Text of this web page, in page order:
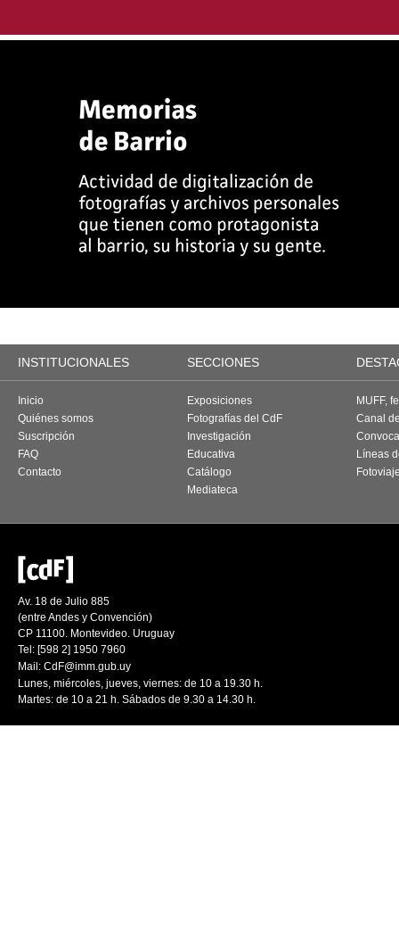
INSTITUCIONALES SECCIONES
Inicio
Quiénes somos
Suscripción
FAQ
Contacto
Exposiciones
Fotografías del CdF
Investigación
Educativa
Catálogo
Mediateca
MUFF,
Canal
Líneas
Av. 18 de Julio 885
(entre Andes y Convención)
CP 11100. Montevideo. Uruguay
Tel: [598 2] 1950 7960
Mail: CdF@imm.gub.uy
Lunes, miércoles, jueves, viernes: de 10 a 19.30 h.
Martes: de 10 a 21 h. Sábados de 9.30 a 14.30 h.